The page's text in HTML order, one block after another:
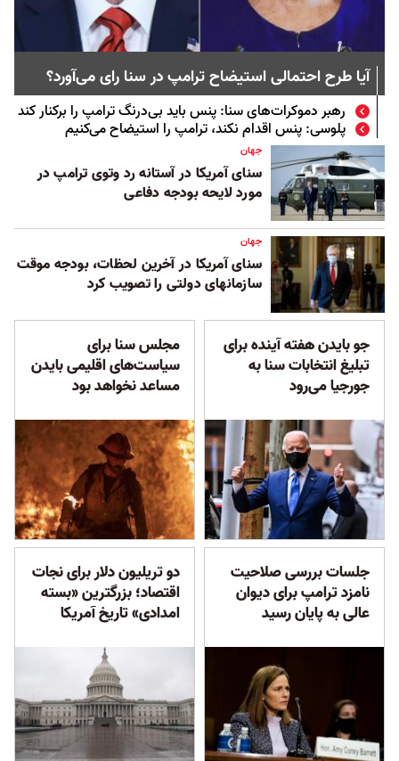
آیا طرح احتمالی استیضاح ترامپ در سنا رای می‌آورد؟
رهبر دموکرات‌های سنا: پنس باید بی‌درنگ ترامپ را برکنار کند
پلوسی: پنس اقدام نکند، ترامپ را استیضاح می‌کنیم
جهان
سنای آمریکا در آستانه رد وتوی ترامپ در
مورد لايحه بودجه دفاعی
جهان
سنای آمریکا در آخرین لحظات، بودجه موقت
سازمانهای دولتی را تصویب کرد
جو بایدن هفته آینده برای
تبلیغ انتخابات سنا به
جورجیا می‌رود
مجلس سنا برای
سیاست‌های اقلیمی بایدن
مساعد نخواهد بود
جلسات بررسی صلاحیت
نامزد ترامپ برای دیوان
عالی به پایان رسید
دو تریلیون دلار برای نجات
اقتصاد؛ بزرگترین «بسته
‌امدادی» تاریخ آمریکا